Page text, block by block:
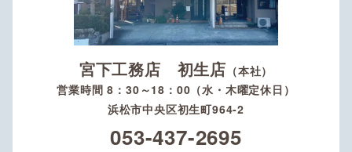
宮下工務店 初生店 （本社）
営業時間 8：30～18：00（水・木曜定休日）
浜松市中央区初生町964-2
053-437-2695